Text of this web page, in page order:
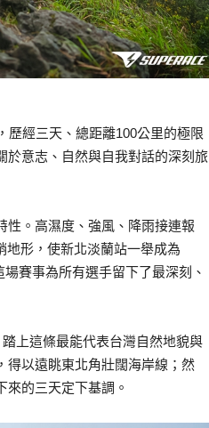
歷經三天、總距離100公里的極限
於意志、自然與自我對話的深刻旅
性。高濕度、強風、降雨接連報
地形，使新北淡蘭站一舉成為
賽事為所有選手留下了最深刻、
上這條最能代表台灣自然地貌與
得以遠眺東北角壯闊海岸線；然
的三天定下基調。